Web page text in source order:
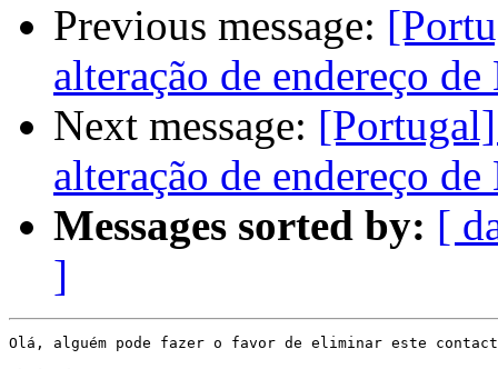
Previous message:
alteração de endereço
Next message:
alteração de endereço
Messages sorted by: [
]
Olá, alguém pode fazer o favor de eliminar este